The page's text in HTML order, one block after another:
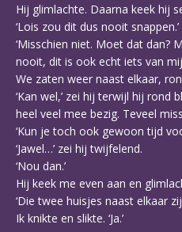
Hij glimlachte. Daarna keek hij
‘Lois zou dit dus nooit snappen.’
‘Misschien niet. Moet dat dan?
nooit, dit is ook echt iets van
We zaten weer naast elkaar,
‘Kan wel,’ zei hij terwijl hij rond
heel veel mee bezig. Teveel
‘Kun je toch ook gewoon tijd
‘Jawel…’ zei hij twijfelend.
‘Nou dan.’
Hij keek me even aan en
‘Die twee huisjes naast elkaar
Ik knikte en slikte. ‘Ja.’